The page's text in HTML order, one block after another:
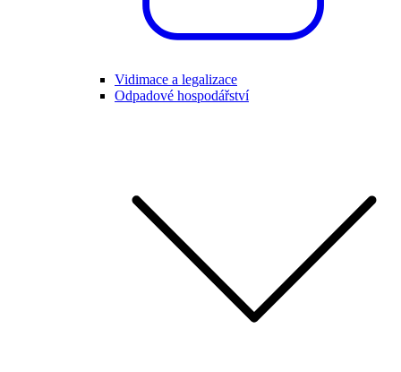
Vidimace a legalizace
Odpadové hospodářství